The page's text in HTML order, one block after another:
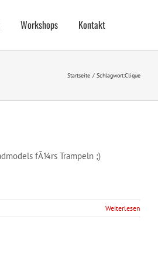
Workshops Kontakt
Startseite Schlagwort:Clique
fÃ¼rs Trampeln ;)
Weiterlesen